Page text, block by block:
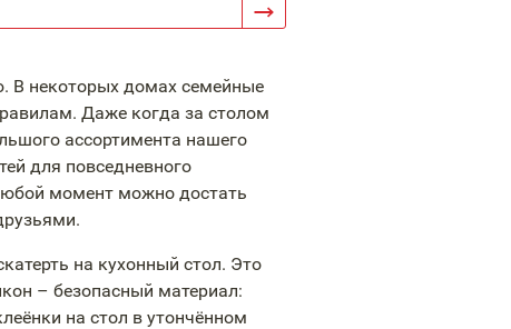
В некоторых домах семейные
Даже когда за столом
ассортимента нашего
для повседневного
момент можно достать
на кухонный стол. Это
– безопасный материал:
на стол в утончённом